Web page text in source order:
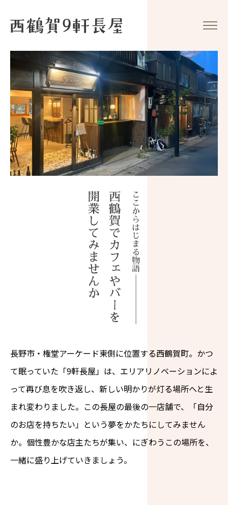
長野市・権堂アーケード東側に位置する西鶴賀町。かつ
て眠っていた「9軒長屋」は、エリアリノベーションによ
って再び息を吹き返し、新しい明かりが灯る場所へと生
まれ変わりました。この長屋の最後の一店舗で、「自分
のお店を持ちたい」という夢をかたちにしてみません
か。個性豊かな店主たちが集い、にぎわうこの場所を、
一緒に盛り上げていきましょう。